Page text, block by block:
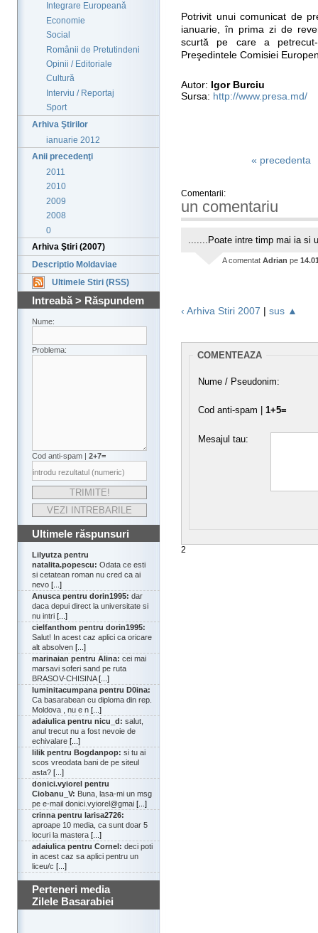
Integrare Europeană
Economie
Social
Românii de Pretutindeni
Opinii / Editoriale
Cultură
Interviu / Reportaj
Sport
Arhiva Ştirilor
ianuarie 2012
Anii precedenţi
2011
2010
2009
2008
0
Arhiva Ştiri (2007)
Descriptio Moldaviae
Ultimele Stiri (RSS)
Intreabă > Răspundem
Nume:
Problema:
Cod anti-spam | 2+7=
Ultimele răspunsuri
Lilyutza pentru
natalita.popescu: Odata ce esti
si cetatean roman nu cred ca ai
nevo [...]
Anusca pentru dorin1995: dar
daca depui direct la universitate si
nu intri [...]
cielfanthom pentru dorin1995:
Salut! In acest caz aplici ca oricare
alt absolven [...]
marinaian pentru Alina: cei mai
marsavi soferi sand pe ruta
BRASOV-CHISINA[...]
luminitacumpana pentru D0ina:
Ca basarabean cu diploma din rep.
Moldova , nu e n [...]
adaiulica pentru nicu_d: salut,
anul trecut nu a fost nevoie de
echivalare [...]
lilik pentru Bogdanpop: si tu ai
scos vreodata bani de pe siteul
asta? [...]
donici.vyiorel pentru
Ciobanu_V: Buna, lasa-mi un msg
pe e-mail donici.vyiorel@gmai [...]
crinna pentru larisa2726:
aproape 10 media, ca sunt doar 5
locuri la mastera [...]
adaiulica pentru Cornel: deci poti
in acest caz sa aplici pentru un
liceu/c [...]
Perteneri media
Zilele Basarabiei
Potrivit unui comunicat de
ianuarie, în prima zi de
scurtă pe care a
Preşedintele Comisiei
Autor: Igor Burciu
Sursa: http://www.presa.md/
« precedenta
Comentarii:
un comentariu
.......Poate intre timp mai ia si
A comentat Adrian pe
‹ Arhiva Stiri 2007 | sus ▲
COMENTEAZA
Nume / Pseudonim:
Cod anti-spam | 1+5=
Mesajul tau:
2